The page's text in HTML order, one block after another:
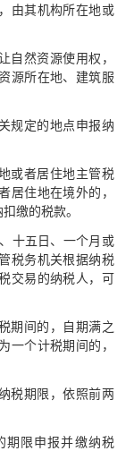
由其机构所在地或
自然资源使用权，
源所在地、建筑服
规定的地点申报纳
或者居住地主管税
居住地在境外的，
缴的税款。
十五日、一个月或
税务机关根据纳税
交易的纳税人，可
期间的，自期满之
一个计税期间的，
税期限，依照前两
期限申报并缴纳税